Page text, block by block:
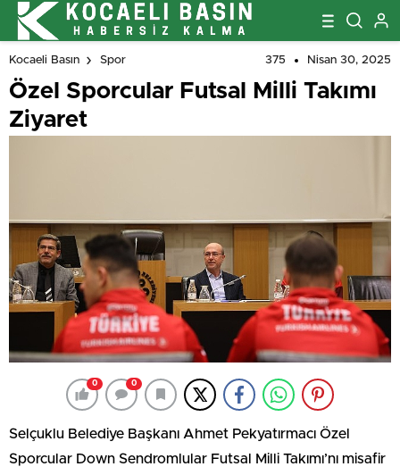
Kocaeli Basın Spor 375 Nisan 30, 2025
Özel Sporcular Futsal Milli Takımı
Ziyaret
0 0
Selçuklu Belediye Başkanı Ahmet Pekyatırmacı Özel
Sporcular Down Sendromlular Futsal Milli Takımı’nı misafir